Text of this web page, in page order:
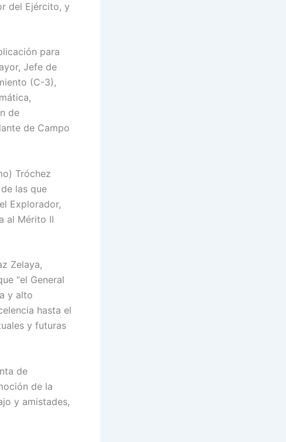
del Ejército, y
para
Jefe de
(C-3),
de
de Campo
Tróchez
las que
Explorador,
al Mérito II
Zelaya,
“el General
y alto
hasta el
y futuras
de
de la
y amistades,